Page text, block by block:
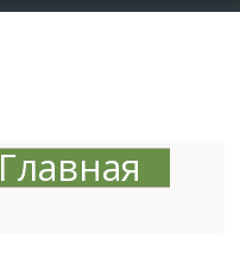
Главная